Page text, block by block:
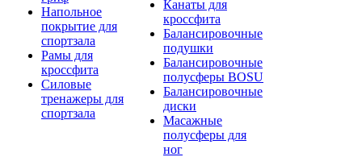
Напольное
покрытие для
спортзала
Рамы для
кроссфита
Силовые
тренажеры для
спортзала
Канаты для
кроссфита
Балансировочные
подушки
Балансировочные
полусферы BOSU
Балансировочные
диски
Масажные
полусферы для
ног